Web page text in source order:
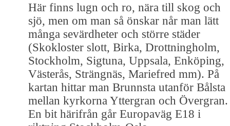
Här finns lugn och ro, nära till skog och
sjö, men om man så önskar når man lätt
många sevärdheter och större städer
(Skokloster slott, Birka, Drottningholm,
Stockholm, Sigtuna, Uppsala, Enköping,
Västerås, Strängnäs, Mariefred mm). På
kartan hittar man Brunnsta utanför Bålsta
mellan kyrkorna Yttergran och Övergran.
En bit härifrån går Europaväg E18 i